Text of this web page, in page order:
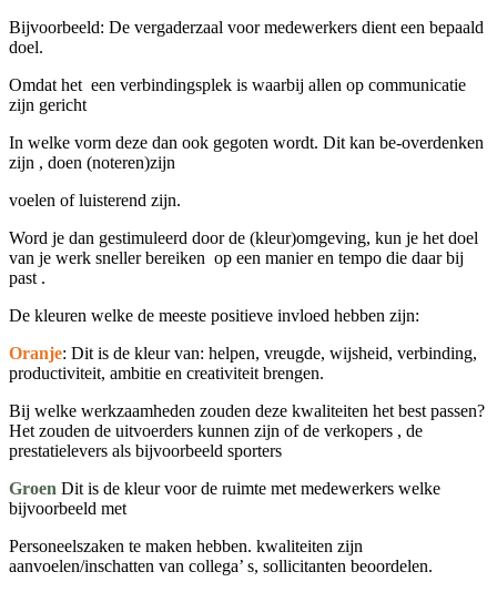
Bijvoorbeeld: De vergaderzaal voor medewerkers dient een bepaald
doel.
Omdat het een verbindingsplek is waarbij allen op communicatie
zijn gericht
In welke vorm deze dan ook gegoten wordt. Dit kan be-overdenken
zijn , doen (noteren)zijn
voelen of luisterend zijn.
Word je dan gestimuleerd door de (kleur)omgeving, kun je het doel
van je werk sneller bereiken op een manier en tempo die daar bij
past .
De kleuren welke de meeste positieve invloed hebben zijn:
Oranje: Dit is de kleur van: helpen, vreugde, wijsheid, verbinding,
productiviteit, ambitie en creativiteit brengen.
Bij welke werkzaamheden zouden deze kwaliteiten het best passen?
Het zouden de uitvoerders kunnen zijn of de verkopers , de
prestatielevers als bijvoorbeeld sporters
Groen Dit is de kleur voor de ruimte met medewerkers welke
bijvoorbeeld met
Personeelszaken te maken hebben. kwaliteiten zijn
aanvoelen/inschatten van collega’ s, sollicitanten beoordelen.